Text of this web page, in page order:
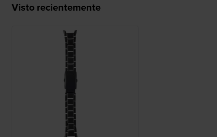
Visto recientemente